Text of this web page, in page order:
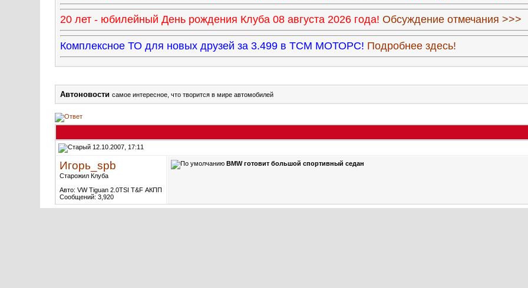
20 лет - юбилейный День рождения Клуба 08 августа 2026 года! Обсуждение отмечания >>>
Комплексное ТО для новых друзей за 3.499 в ТСМ МОТОРС! Подробнее здесь!
Автоновости самое интересное, что творится в мире автомобилей
12.10.2007, 17:11
Игорь_spb
Старожил Клуба
Авто: VW Tiguan 2.0TSI T&F АКПП
Сообщений: 3,920
BMW готовит большой спортивный седан